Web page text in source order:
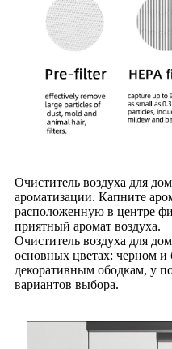
Очиститель воздуха для
ароматизации. Капните
расположенную в центре
приятный аромат воздуха.
Очиститель воздуха для
основных цветах: черном и
декоративным ободкам, у
вариантов выбора.